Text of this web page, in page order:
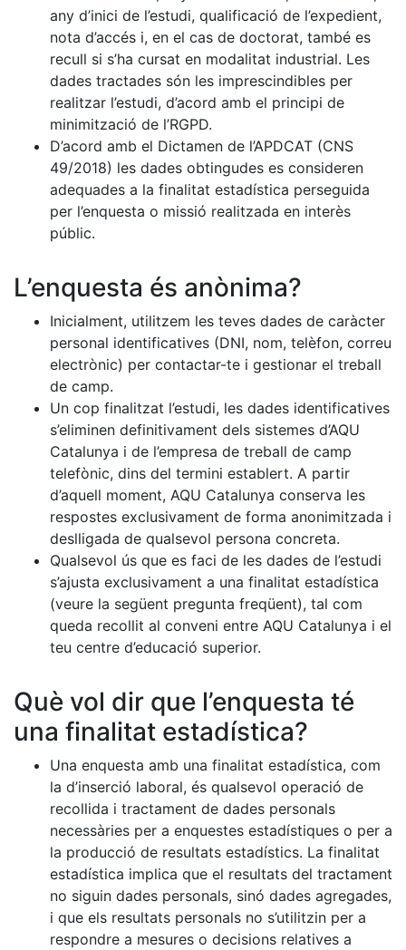
any d’inici de l’estudi, qualificació de l’expedient,
nota d’accés i, en el cas de doctorat, també es
recull si s’ha cursat en modalitat industrial. Les
dades tractades són les imprescindibles per
realitzar l’estudi, d’acord amb el principi de
minimització de l’RGPD.
D’acord amb el Dictamen de l’APDCAT (CNS
49/2018) les dades obtingudes es consideren
adequades a la finalitat estadística perseguida
per l’enquesta o missió realitzada en interès
públic.
L’enquesta és anònima?
Inicialment, utilitzem les teves dades de caràcter
personal identificatives (DNI, nom, telèfon, correu
electrònic) per contactar-te i gestionar el treball
de camp.
Un cop finalitzat l’estudi, les dades identificatives
s’eliminen definitivament dels sistemes d’AQU
Catalunya i de l’empresa de treball de camp
telefònic, dins del termini establert. A partir
d’aquell moment, AQU Catalunya conserva les
respostes exclusivament de forma anonimitzada i
deslligada de qualsevol persona concreta.
Qualsevol ús que es faci de les dades de l’estudi
s’ajusta exclusivament a una finalitat estadística
(veure la següent pregunta freqüent), tal com
queda recollit al conveni entre AQU Catalunya i el
teu centre d’educació superior.
Què vol dir que l’enquesta té
una finalitat estadística?
Una enquesta amb una finalitat estadística, com
la d’inserció laboral, és qualsevol operació de
recollida i tractament de dades personals
necessàries per a enquestes estadístiques o per a
la producció de resultats estadístics. La finalitat
estadística implica que el resultats del tractament
no siguin dades personals, sinó dades agregades,
i que els resultats personals no s’utilitzin per a
respondre a mesures o decisions relatives a